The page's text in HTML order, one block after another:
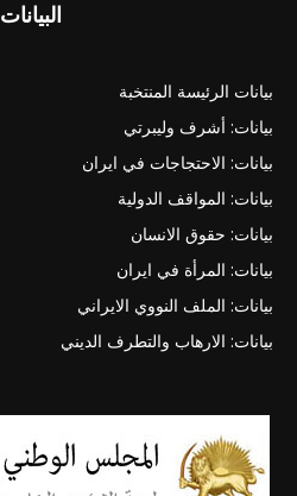
البيانات
بيانات الرئيسة المنتخبة
بيانات: أشرف وليبرتي
بيانات: الاحتجاجات في ايران
بيانات: المواقف الدولية
بيانات: حقوق الانسان
بيانات: المرأة في ايران
بيانات: الملف النووي الايراني
بيانات: الارهاب والتطرف الديني